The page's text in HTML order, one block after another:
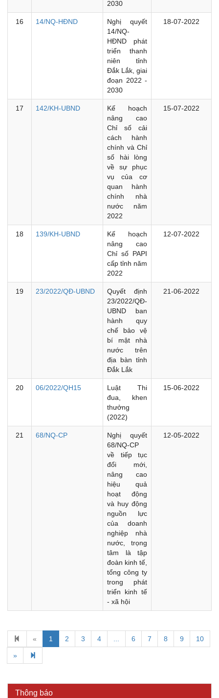
2030
16 14/NQ-HĐND
Nghị quyết
14/NQ-
HĐND phát
triển thanh
niên tỉnh
Đắk Lắk, giai
đoạn 2022 -
2030
18-07-2022
17 142/KH-UBND
Kế hoạch
nâng cao
Chỉ số cải
cách hành
chính và Chỉ
số hài lòng
về sự phục
vụ của cơ
quan hành
chính nhà
nước năm
2022
15-07-2022
18 139/KH-UBND
Kế hoạch
nâng cao
Chỉ số PAPI
cấp tỉnh năm
2022
12-07-2022
19 23/2022/QĐ-UBND
Quyết định
23/2022/QĐ-
UBND ban
hành quy
chế bảo vệ
bí mật nhà
nước trên
địa bàn tỉnh
Đắk Lắk
21-06-2022
20 06/2022/QH15
Luật Thi
đua, khen
thưởng
(2022)
15-06-2022
21 68/NQ-CP
Nghị quyết
68/NQ-CP
về tiếp tục
đổi mới,
nâng cao
hiệu quả
hoạt động
và huy động
nguồn lực
của doanh
nghiệp nhà
nước, trọng
tâm là tập
đoàn kinh tế,
tổng công ty
trong phát
triển kinh tế
- xã hội
12-05-2022
« 1 2 3 4 6 7 8 9 10
»
Thông báo
Kế hoạch Kiểm tra, sát hạch để tiếp nhận vào làm công
chức tỉnh Đắk Lắk năm 2026
Thông báo Về việc triệu tập thí sinh tham gia thi tuyển
Thông báo Về việc đăng tải các văn bản ôn tập kỳ tuyển